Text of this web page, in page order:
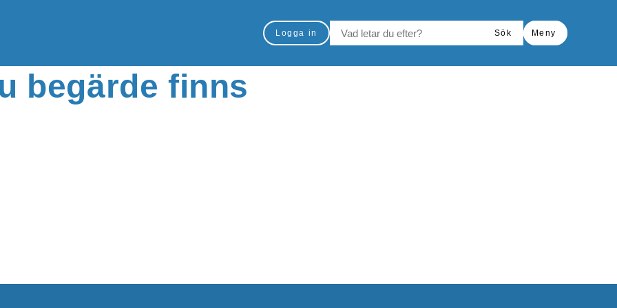
Logga in
Sök
Meny
begärde finns